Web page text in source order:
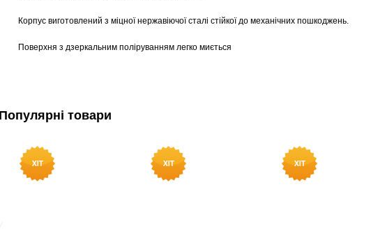
Корпус виготовлений з міцної нержавіючої сталі стійкої до механічних пошкоджень.
Поверхня з дзеркальним поліруванням легко миється
товари